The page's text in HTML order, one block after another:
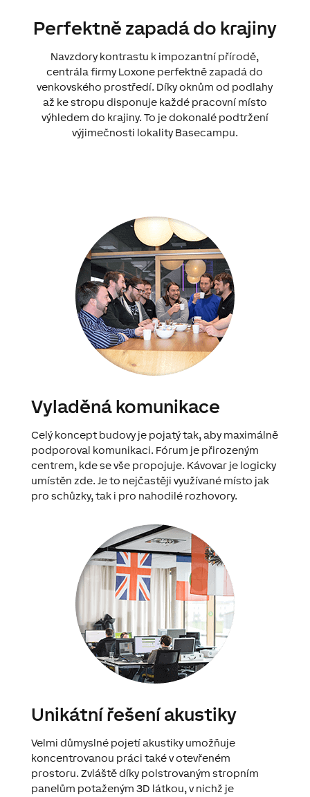
Perfektně zapadá do krajiny
Navzdory kontrastu k impozantní přírodě,
centrála firmy Loxone perfektně zapadá do
venkovského prostředí. Díky oknům od podlahy
až ke stropu disponuje každé pracovní místo
výhledem do krajiny. To je dokonalé podtržení
výjimečnosti lokality Basecampu.
Vyladěná komunikace
Celý koncept budovy je pojatý tak, aby maximálně
podporoval komunikaci. Fórum je přirozeným
centrem, kde se vše propojuje. Kávovar je logicky
umístěn zde. Je to nejčastěji využívané místo jak
pro schůzky, tak i pro nahodilé rozhovory.
Unikátní řešení akustiky
Velmi důmyslné pojetí akustiky umožňuje
koncentrovanou práci také v otevřeném
prostoru. Zvláště díky polstrovaným stropním
panelům potaženým 3D látkou, v nichž je